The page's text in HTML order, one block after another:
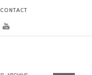
CONTACT